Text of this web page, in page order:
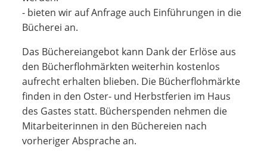
- bieten wir auf Anfrage auch Einführungen in die
Bücherei an.
Das Büchereiangebot kann Dank der Erlöse aus
den Bücherflohmärkten weiterhin kostenlos
aufrecht erhalten blieben. Die Bücherflohmärkte
finden in den Oster- und Herbstferien im Haus
des Gastes statt. Bücherspenden nehmen die
Mitarbeiterinnen in den Büchereien nach
vorheriger Absprache an.